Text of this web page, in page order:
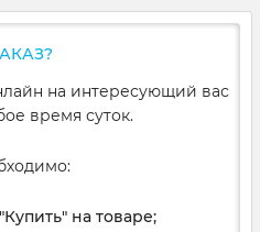
на интересующий вас
время суток.
на товаре;